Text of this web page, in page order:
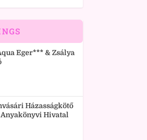
Eger*** & Zsálya
Házasságkötő
Hivatal